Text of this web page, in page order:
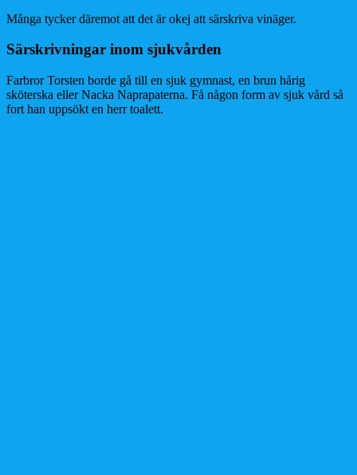
Många tycker däremot att det är okej att särskriva vinäger.
Särskrivningar inom sjukvården
Farbror Torsten borde gå till en sjuk gymnast, en brun hårig
sköterska eller Nacka Naprapaterna. Få någon form av sjuk vård så
fort han uppsökt en herr toalett.